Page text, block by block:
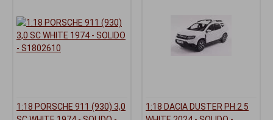
1:18 PORSCHE 911 (930) 3,0
1:18 DACIA DUSTER PH.2.5